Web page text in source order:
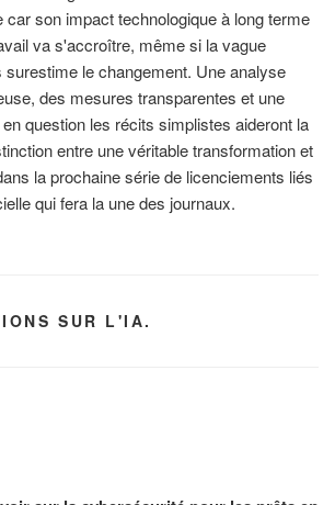
car son impact technologique à long terme
va s'accroître, même si la vague
surestime le changement. Une analyse
des mesures transparentes et une
question les récits simplistes aideront la
entre une véritable transformation et
la prochaine série de licenciements liés
qui fera la une des journaux.
SUR L'IA.